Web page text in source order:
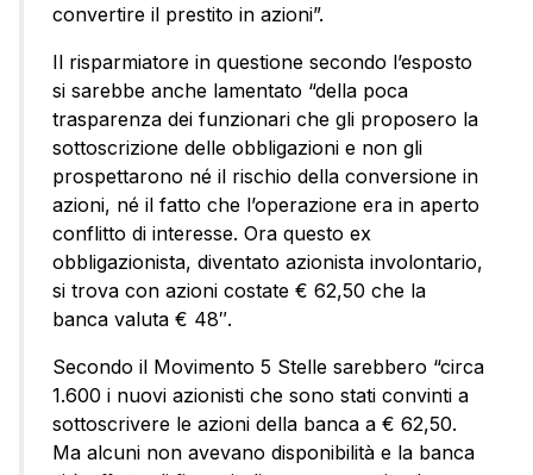
convertire il prestito in azioni”.
Il risparmiatore in questione secondo l’esposto
si sarebbe anche lamentato “della poca
trasparenza dei funzionari che gli proposero la
sottoscrizione delle obbligazioni e non gli
prospettarono né il rischio della conversione in
azioni, né il fatto che l’operazione era in aperto
conflitto di interesse. Ora questo ex
obbligazionista, diventato azionista involontario,
si trova con azioni costate € 62,50 che la
banca valuta € 48″.
Secondo il Movimento 5 Stelle sarebbero “circa
1.600 i nuovi azionisti che sono stati convinti a
sottoscrivere le azioni della banca a € 62,50.
Ma alcuni non avevano disponibilità e la banca